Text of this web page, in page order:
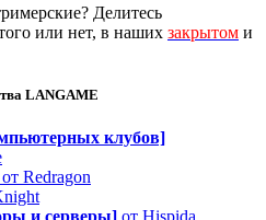
Делитесь
или нет, в наших закрытом и
LANGAME
клубов]
от Redragon